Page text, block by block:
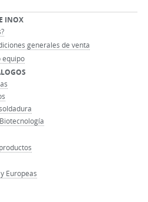
INOX
generales de venta
equipo
Europeas